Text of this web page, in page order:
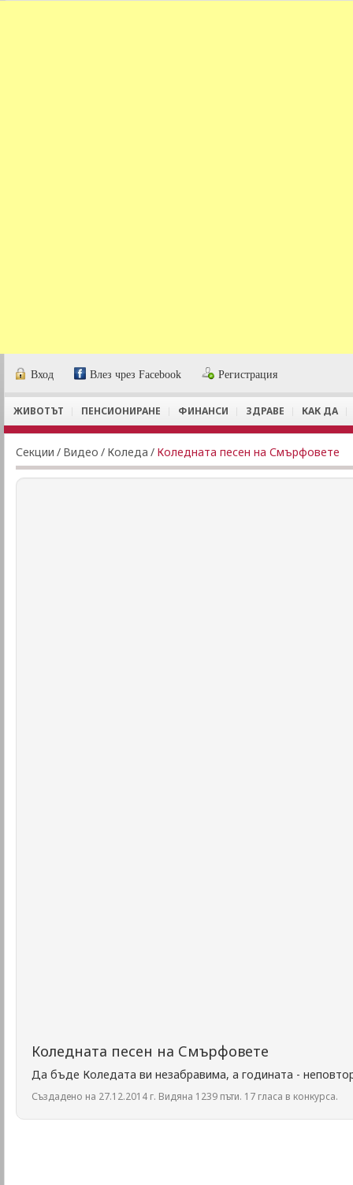
Вход Влез чрез Facebook Регистрация
ЖИВОТЪТ ПЕНСИОНИРАНЕ ФИНАНСИ ЗДРАВЕ КАК ДА
Секции / Видеo / Коледа / Коледната песен на Смърфовете
Коледната песен на Смърфовете
Да бъде Коледата ви незабравима, а годината -
Създадено на 27.12.2014 г. Видяна 1239 пъти. 17 гласа в конкурса.